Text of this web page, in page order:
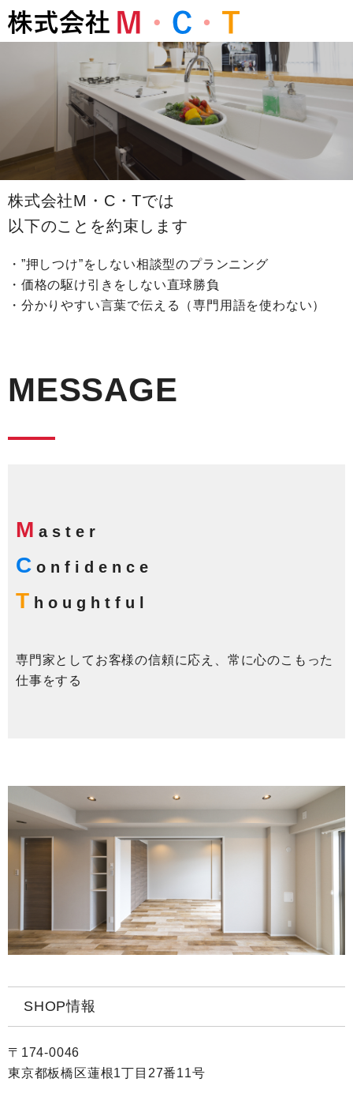
株式会社M・C・Tでは
以下のことを約束します
・”押しつけ”をしない相談型のプランニング
・価格の駆け引きをしない直球勝負
・分かりやすい言葉で伝える（専門用語を使わない）
MESSAGE
M aster
C onfidence
T houghtful
専門家としてお客様の信頼に応え、常に心のこもった
仕事をする
SHOP情報
〒174-0046
東京都板橋区蓮根1丁目27番11号